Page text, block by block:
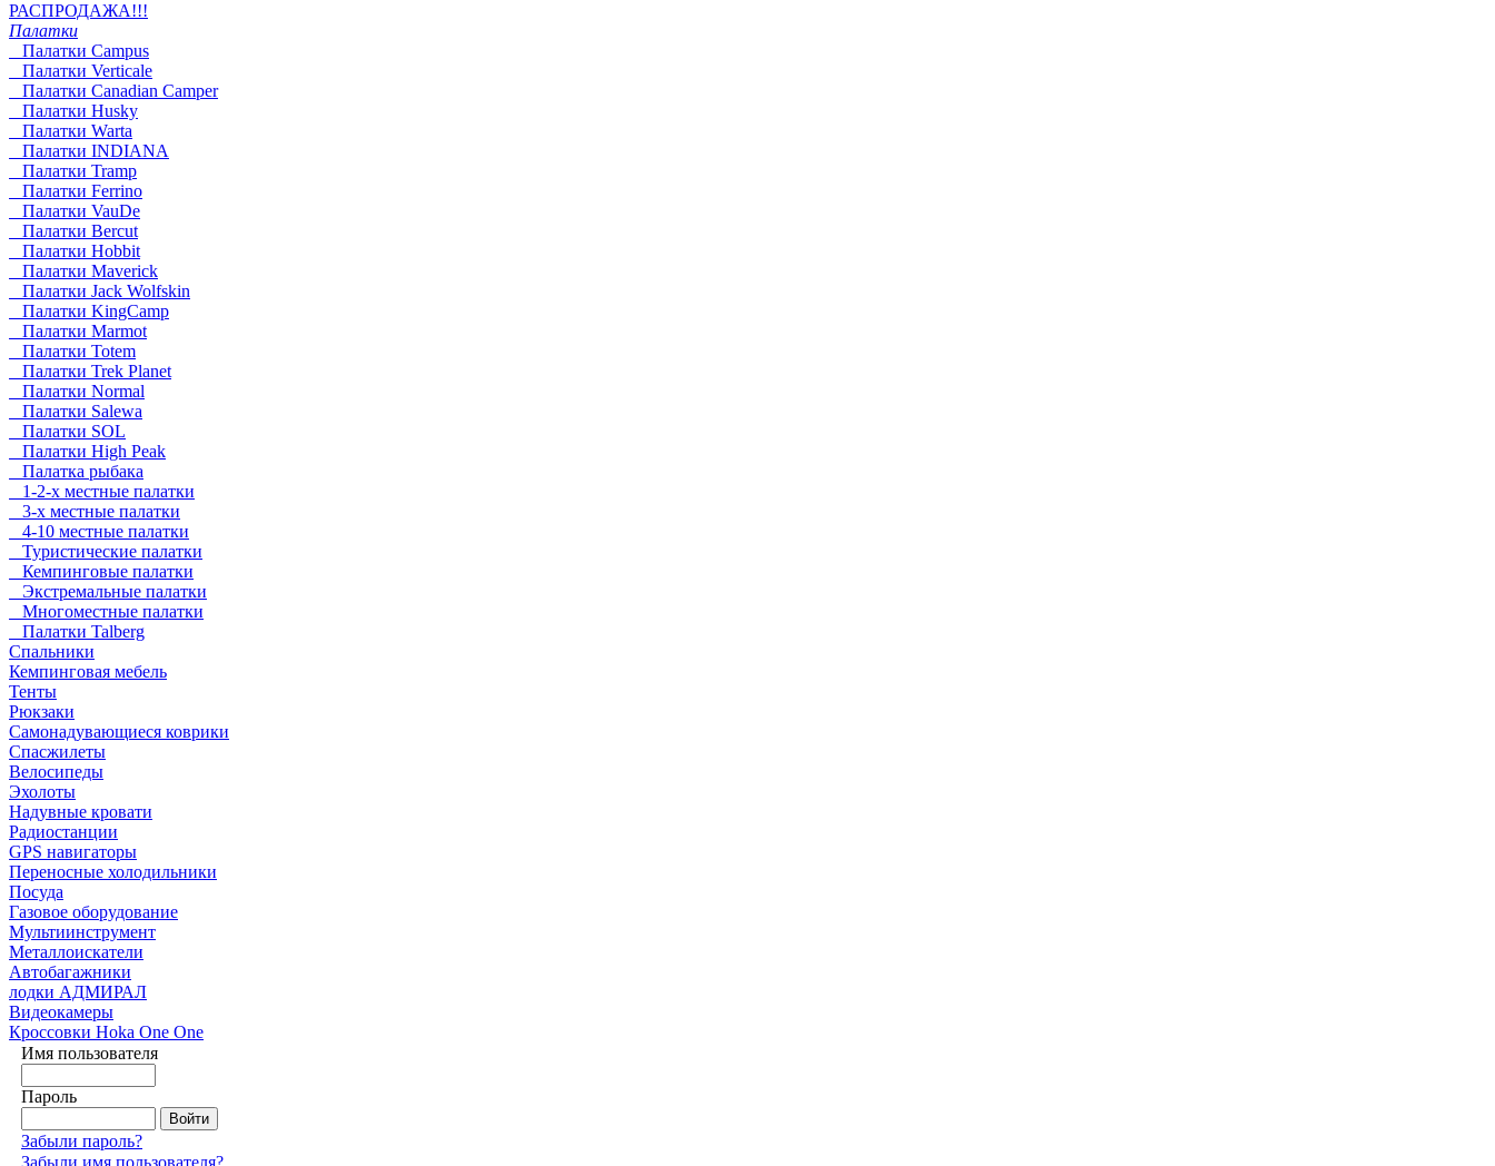
РАСПРОДАЖА!!!
Палатки
Палатки Campus
Палатки Verticale
Палатки Canadian Camper
Палатки Husky
Палатки Warta
Палатки INDIANA
Палатки Tramp
Палатки Ferrino
Палатки VauDe
Палатки Bercut
Палатки Hobbit
Палатки Maverick
Палатки Jack Wolfskin
Палатки KingCamp
Палатки Marmot
Палатки Totem
Палатки Trek Planet
Палатки Normal
Палатки Salewa
Палатки SOL
Палатки High Peak
Палатка рыбака
1-2-х местные палатки
3-х местные палатки
4-10 местные палатки
Туристические палатки
Кемпинговые палатки
Экстремальные палатки
Многоместные палатки
Палатки Talberg
Спальники
Кемпинговая мебель
Тенты
Рюкзаки
Самонадувающиеся коврики
Спасжилеты
Велосипеды
Эхолоты
Надувные кровати
Радиостанции
GPS навигаторы
Переносные холодильники
Посуда
Газовое оборудование
Мультиинструмент
Металлоискатели
Автобагажники
лодки АДМИРАЛ
Видеокамеры
Кроссовки Hoka One One
Имя пользователя
Пароль
Забыли пароль?
Забыли имя пользователя?